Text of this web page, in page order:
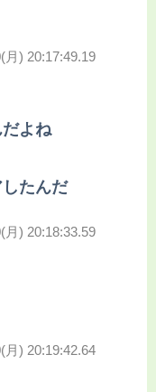
月) 20:17:49.19
よね
たんだ
月) 20:18:33.59
月) 20:19:42.64